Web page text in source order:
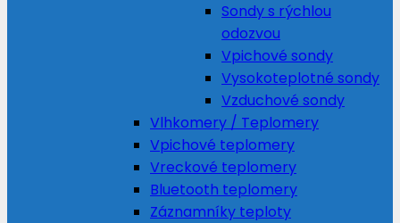
Sondy s rýchlou
odozvou
Vpichové sondy
Vysokoteplotné sondy
Vzduchové sondy
Vlhkomery / Teplomery
Vpichové teplomery
Vreckové teplomery
Bluetooth teplomery
Záznamníky teploty